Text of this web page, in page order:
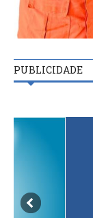
PUBLICIDADE